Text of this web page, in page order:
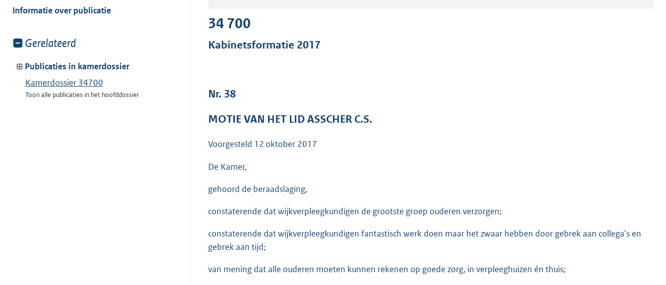
van:
Informatie over publicatie
Toon
van:
Gerelateerd
Publicaties in kamerdossier
Kamerdossier 34700
Toon alle publicaties in het hoofddossier
r
3
K
34 700
Kabinetsformatie 2017
Nr. 38
MOTIE VAN HET LID ASSCHER C.S.
Voorgesteld 12 oktober 2017
De Kamer,
gehoord de beraadslaging,
constaterende dat wijkverpleegkundigen de grootste groep ouderen verzorgen;
constaterende dat wijkverpleegkundigen fantastisch werk doen maar het zwaar hebben door gebrek aan collega's en
gebrek aan tijd;
van mening dat alle ouderen moeten kunnen rekenen op goede zorg, in verpleeghuizen én thuis;